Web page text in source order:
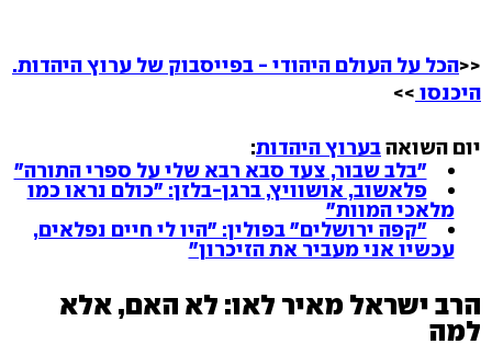
<<הכל על העולם היהודי - בפייסבוק של ערוץ היהדות.
היכנסו >>
יום השואהבערוץ היהדות:
"בלב שבור, צעד סבא רבא שלי על ספרי התורה"
פלאשוב, אושוויץ, ברגן-בלזן: "כולם נראו כמו
מלאכי המוות"
"קפה ירושלים" בפולין: "היו לי חיים נפלאים,
עכשיו אני מעביר את הזיכרון"
הרב ישראל מאיר לאו: לא האם, אלא
למה